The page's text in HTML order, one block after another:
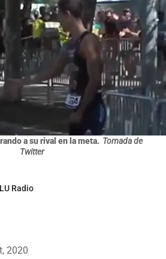
a su rival en la meta. Tomada de
Twitter
Radio
2020